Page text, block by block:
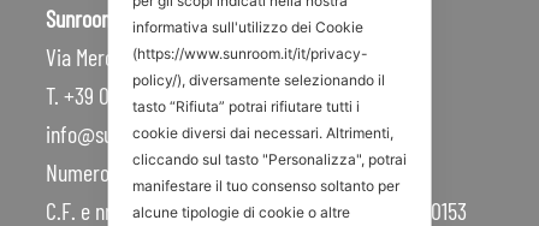
Sunroom S.p.A – Sede Legale
Via Mercadante, 10 – 47841 Cattolica RN – Italy
T. +39 0541 834011
info@sunroom.it
Numero REA RN – 225109
C.F. e nr. iscrizione al Registro Imprese 07879990153
informativa sull'utilizzo dei Cookie
(https://www.sunroom.it/it/privacy-
policy/), diversamente selezionando il
tasto “Rifiuta” potrai rifiutare tutti i
cookie diversi dai necessari. Altrimenti,
cliccando sul tasto "Personalizza", potrai
manifestare il tuo consenso soltanto per
alcune tipologie di cookie o altre